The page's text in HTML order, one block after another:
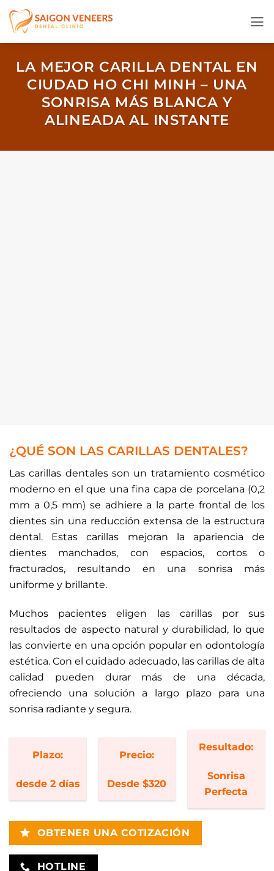
Saltar
contenido
LA MEJOR CARILLA DENTAL EN
CIUDAD HO CHI MINH – UNA
SONRISA MÁS BLANCA Y
ALINEADA AL INSTANTE
¿QUÉ SON LAS CARILLAS DENTALES?
Las carillas dentales son un tratamiento cosmético
moderno en el que una fina capa de porcelana (0,2
mm a 0,5 mm) se adhiere a la parte frontal de los
dientes sin una reducción extensa de la estructura
dental. Estas carillas mejoran la apariencia de
dientes manchados, con espacios, cortos o
fracturados, resultando en una sonrisa más
uniforme y brillante.
Muchos pacientes eligen las carillas por sus
resultados de aspecto natural y durabilidad, lo que
las convierte en una opción popular en odontología
estética. Con el cuidado adecuado, las carillas de alta
calidad pueden durar más de una década,
ofreciendo una solución a largo plazo para una
sonrisa radiante y segura.
Plazo:
desde 2 días
Precio:
Desde $320
Resultado:
Sonrisa
Perfecta
OBTENER UNA COTIZACIÓN
HOTLINE